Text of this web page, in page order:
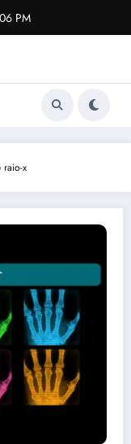
PM
raio-x